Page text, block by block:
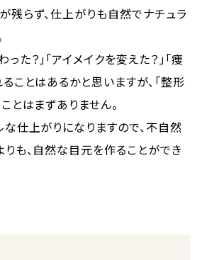
残らず、仕上がりも自然でナチュラ
た？」「アイメイクを変えた？」「痩
ことはあるかと思いますが、「整形
とはまずありません。
な仕上がりになりますので、不自然
りも、自然な目元を作ることができ